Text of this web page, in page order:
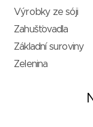
Výrobky ze sóji
Zahušťovadla
Základní suroviny
Zelenina